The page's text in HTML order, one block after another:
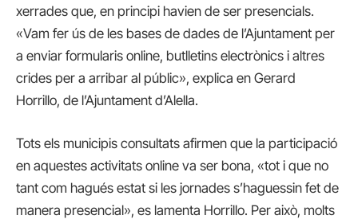
xerrades que, en principi havien de ser presencials.
«Vam fer ús de les bases de dades de l’Ajuntament per
a enviar formularis online, butlletins electrònics i altres
crides per a arribar al públic», explica en Gerard
Horrillo, de l’Ajuntament d’Alella.
Tots els municipis consultats afirmen que la participació
en aquestes activitats online va ser bona, «tot i que no
tant com hagués estat si les jornades s’haguessin fet de
manera presencial», es lamenta Horrillo. Per això, molts